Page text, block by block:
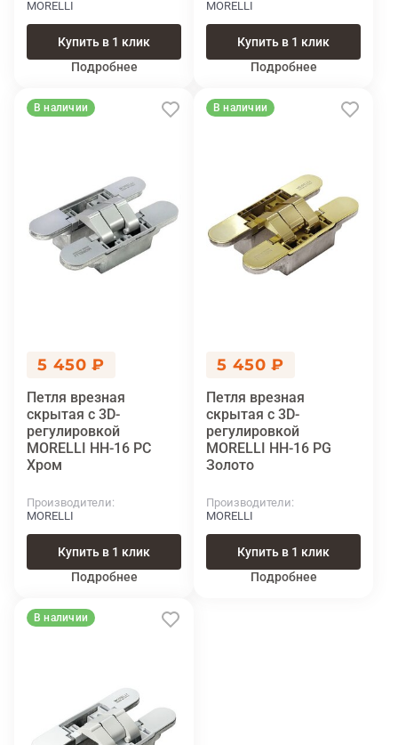
MORELLI
Купить в 1 клик
Подробнее
MORELLI
Купить в 1 клик
Подробнее
В наличии
5 450 ₽
Петля врезная
скрытая с 3D-
регулировкой
MORELLI HH-16 PC
Хром
Производители
MORELLI
Купить в 1 клик
Подробнее
В наличии
5 450 ₽
Петля врезная
скрытая с 3D-
регулировкой
MORELLI HH-16 PG
Золото
Производители
MORELLI
Купить в 1 клик
Подробнее
В наличии